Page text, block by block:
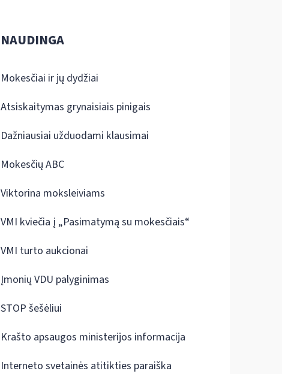
NAUDINGA
Mokesčiai ir jų dydžiai
Atsiskaitymas grynaisiais pinigais
Dažniausiai užduodami klausimai
Mokesčių ABC
Viktorina moksleiviams
VMI kviečia į „Pasimatymą su mokesčiais“
VMI turto aukcionai
Įmonių VDU palyginimas
STOP šešėliui
Krašto apsaugos ministerijos informacija
Interneto svetainės atitikties paraiška